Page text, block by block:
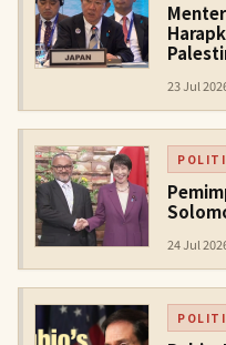
23 Jul
24 Jul